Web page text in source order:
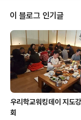
분일까요?지금은 잠시 병원
고 합니다. 인근 카페에 와서
더 오래 머물고 싶지만 따뜻한
으로 가야합니다. 아쉽네요
이 블로그 인기글
우리학교워킹데이 지도
회